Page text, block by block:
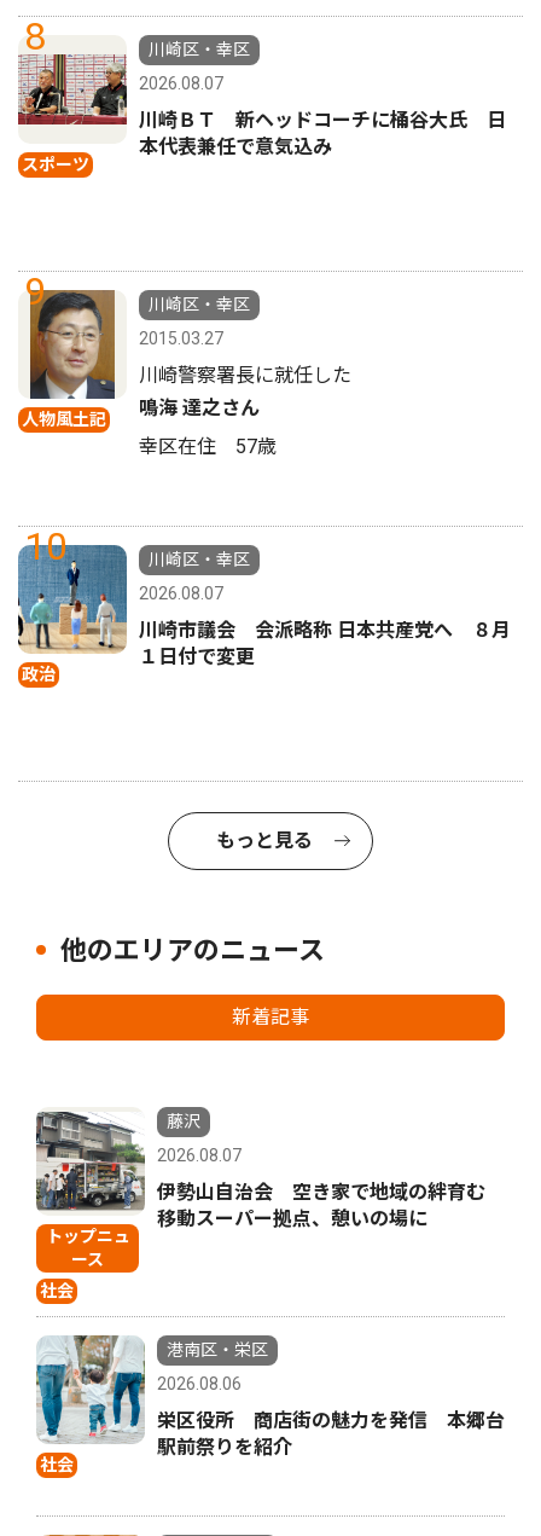
8
スポーツ
川崎区・幸区
2026.08.07
川崎ＢＴ 新ヘッドコーチに桶谷大氏 日
本代表兼任で意気込み
9
人物風土記
川崎区・幸区
2015.03.27
川崎警察署長に就任した
鳴海 達之さん
幸区在住 57歳
10
政治
川崎区・幸区
2026.08.07
川崎市議会 会派略称 日本共産党へ ８月
１日付で変更
もっと見る
他のエリアのニュース
新着記事
トップニュ
ース
社会
藤沢
2026.08.07
伊勢山自治会 空き家で地域の絆育む
移動スーパー拠点、憩いの場に
社会
港南区・栄区
2026.08.06
栄区役所 商店街の魅力を発信 本郷台
駅前祭りを紹介